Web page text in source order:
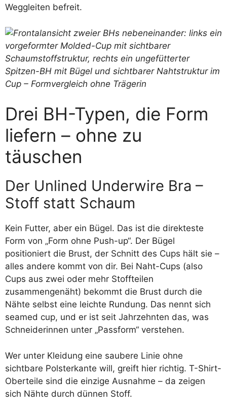
Weggleiten befreit.
Drei BH-Typen, die Form
liefern – ohne zu
täuschen
Der Unlined Underwire Bra –
Stoff statt Schaum
Kein Futter, aber ein Bügel. Das ist die direkteste
Form von „Form ohne Push-up“. Der Bügel
positioniert die Brust, der Schnitt des Cups hält sie –
alles andere kommt von dir. Bei Naht-Cups (also
Cups aus zwei oder mehr Stoffteilen
zusammengenäht) bekommt die Brust durch die
Nähte selbst eine leichte Rundung. Das nennt sich
seamed cup, und er ist seit Jahrzehnten das, was
Schneiderinnen unter „Passform“ verstehen.
Wer unter Kleidung eine saubere Linie ohne
sichtbare Polsterkante will, greift hier richtig. T-Shirt-
Oberteile sind die einzige Ausnahme – da zeigen
sich Nähte durch dünnen Stoff.